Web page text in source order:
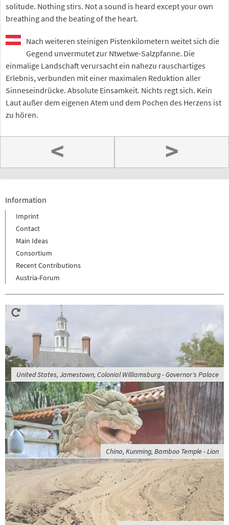
solitude. Nothing stirs. Not a sound is heard except your own
breathing and the beating of the heart.
Nach weiteren steinigen Pistenkilometern weitet sich die
Gegend unvermutet zur Ntwetwe-Salzpfanne. Die
einmalige Landschaft verursacht ein nahezu rauschartiges
Erlebnis, verbunden mit einer maximalen Reduktion aller
Sinneseindrücke. Absolute Einsamkeit. Nichts regt sich. Kein
Laut außer dem eigenen Atem und dem Pochen des Herzens ist
zu hören.
< >
Information
Imprint
Contact
Main Ideas
Consortium
Recent Contributions
Austria-Forum
United States, Jamestown, Colonial Williamsburg - Governor's Palace
China, Kunming, Bamboo Temple - Lion